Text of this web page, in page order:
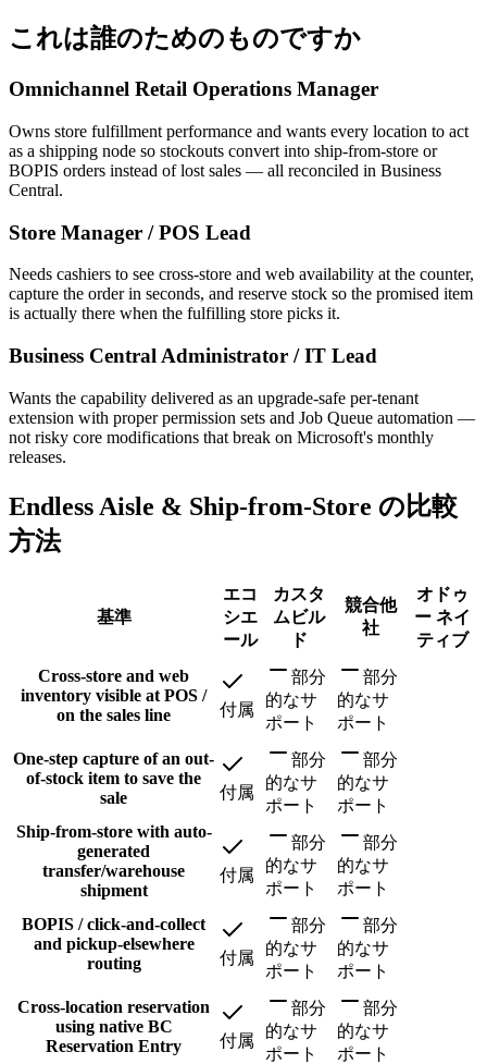
これは誰のためのものですか
Omnichannel Retail Operations Manager
Owns store fulfillment performance and wants every location to act
as a shipping node so stockouts convert into ship-from-store or
BOPIS orders instead of lost sales — all reconciled in Business
Central.
Store Manager / POS Lead
Needs cashiers to see cross-store and web availability at the counter,
capture the order in seconds, and reserve stock so the promised item
is actually there when the fulfilling store picks it.
Business Central Administrator / IT Lead
Wants the capability delivered as an upgrade-safe per-tenant
extension with proper permission sets and Job Queue automation —
not risky core modifications that break on Microsoft's monthly
releases.
Endless Aisle & Ship-from-Store の比較
方法
基準
エコ
シエ
ール
カスタ
ムビル
ド
競合他
社
オドゥ
ー ネイ
ティブ
Cross-store and web
inventory visible at POS /
on the sales line
付属
部分
的なサ
ポート
部分
的なサ
ポート
One-step capture of an out-
of-stock item to save the
sale
付属
部分
的なサ
ポート
部分
的なサ
ポート
Ship-from-store with auto-
generated
transfer/warehouse
shipment
付属
部分
的なサ
ポート
部分
的なサ
ポート
BOPIS / click-and-collect
and pickup-elsewhere
routing
付属
部分
的なサ
ポート
部分
的なサ
ポート
Cross-location reservation
using native BC
Reservation Entry
付属
部分
的なサ
ポート
部分
的なサ
ポート